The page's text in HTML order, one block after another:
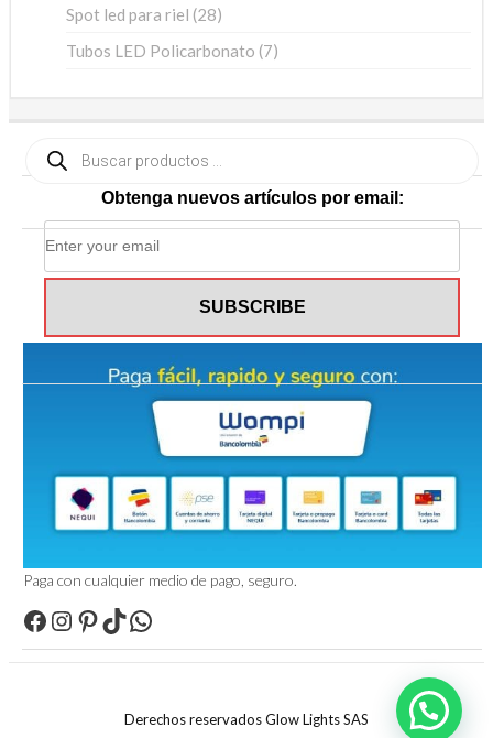
Spot led para riel 2828
Tubos LED Policarbonato 77
productos
Obtenga nuevos artículos por email:
Paga con cualquier medio de pago, seguro.
Facebook
Instagram
Pinterest
TikTokWhatsApp
Derechos reservados Glow Lights SAS